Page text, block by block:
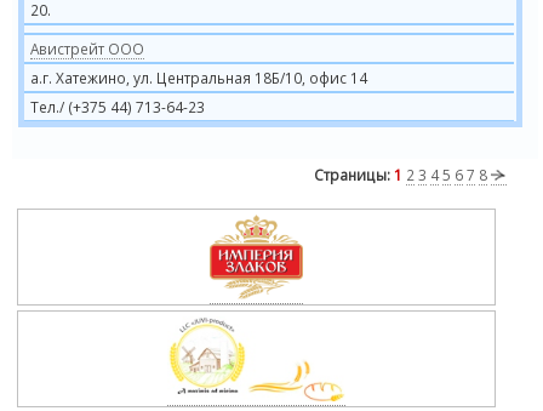
20.
Авистрейт ООО
а.г. Хатежино, ул. Центральная 18Б/10, офис 14
Тел./ (+375 44) 713-64-23
Страницы: 1 2 3 45 67 8